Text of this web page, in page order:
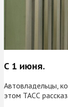
С 1 июня.
Автовладельцы,
этом ТАСС